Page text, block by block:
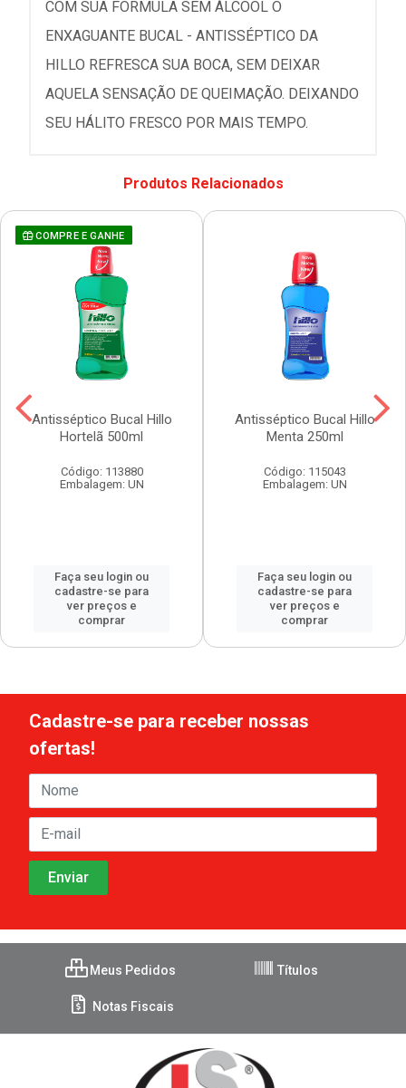
COM SUA FÓRMULA SEM ÁLCOOL O
ENXAGUANTE BUCAL - ANTISSÉPTICO DA
HILLO REFRESCA SUA BOCA, SEM DEIXAR
AQUELA SENSAÇÃO DE QUEIMAÇÃO. DEIXANDO
SEU HÁLITO FRESCO POR MAIS TEMPO.
Produtos Relacionados
COMPRE E GANHE
Antisséptico Bucal Hillo
Hortelã 500ml
Código: 113880
Embalagem: UN
Faça seu login ou
cadastre-se para
ver preços e
comprar
Antisséptico Bucal Hillo
Menta 250ml
Código: 115043
Embalagem: UN
Faça seu login ou
cadastre-se para
ver preços e
comprar
Cadastre-se para receber nossas
ofertas!
Meus Pedidos Títulos
Notas Fiscais